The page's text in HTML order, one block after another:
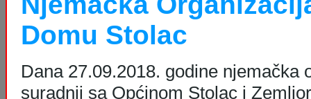
Domu Stolac
Dana 27.09.2018. godine njemačka
suradnji sa Općinom Stolac i